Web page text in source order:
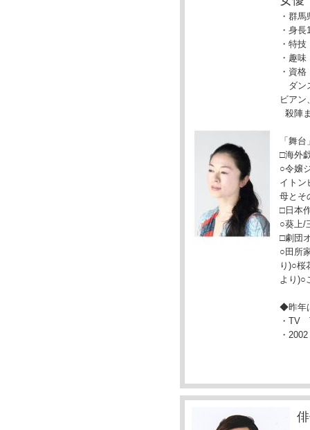
・群
・身
・特
・趣
・資
ダン
ビアン
殺陣
「舞
□海外
○令嬢
イトン
母とそ
□日本
○葵上/
□劇団
○田所
り)○桜
より)○
◆昨年
・TV
・